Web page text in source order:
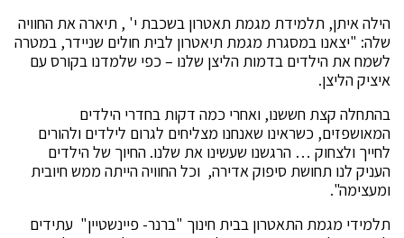
הילה איתן, תלמידת מגמת תאטרון בשכבת י' , תיארה את החוויה
שלה: "יצאנו במסגרת מגמת תיאטרון לבית חולים שניידר, במטרה
לשמח את הילדים בדמות הליצן שלנו – כפי שלמדנו בקורס עם
איציק הליצן.
בהתחלה קצת חששנו, ואחרי כמה דקות בחדרי הילדים
המאושפזים, כשראינו שאנחנו מצליחים לגרום לילדים ולהורים
לחייך ולצחוק … הרגשנו שעשינו את שלנו. החיוך של הילדים
העניק לנו תחושת סיפוק אדירה, וכל החוויה הייתה ממש חיובית
ומעצימה".
תלמידי מגמת התאטרון בבית חינוך "ברנר- פיינשטיין" עתידים